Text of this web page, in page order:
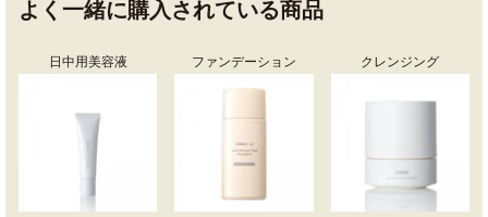
よく一緒に購入されている商品
日中用美容液 ファンデーション クレンジング